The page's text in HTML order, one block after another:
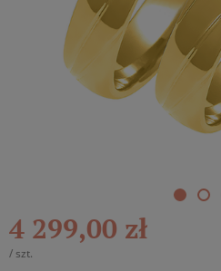
4 299,00 zł
/ szt.